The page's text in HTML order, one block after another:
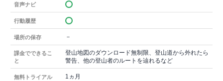
音声ナビ
行動履歴
場所の保存 －
課金でできるこ
と
登山地図のダウンロード無制限、登山道から外れたら
警告、他の登山者のルートを辿れるなど
無料トライアル 1ヵ月